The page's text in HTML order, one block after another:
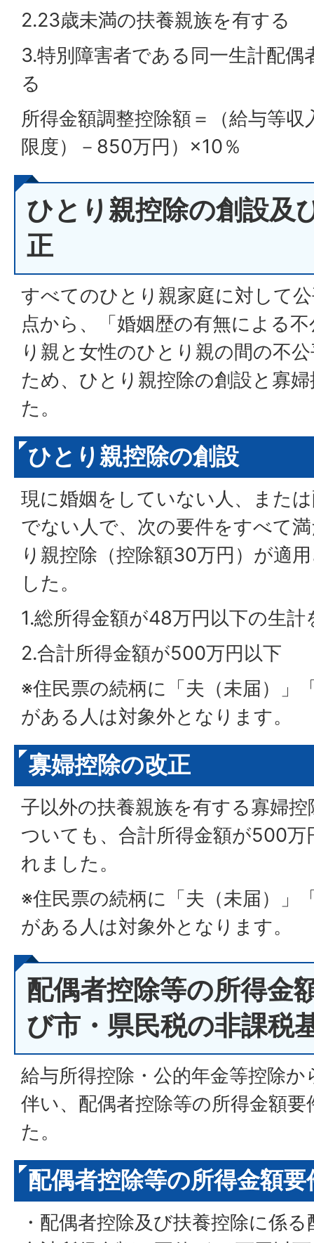
2.23歳未満の扶養親族を有する
3.特別障害者である同一生計配偶
る
所得金額調整控除額＝（給与等
限度）－850万円）×10％
ひとり親控除の創設及
正
すべてのひとり親家庭に対して
点から、「婚姻歴の有無による
り親と女性のひとり親の間の不
ため、ひとり親控除の創設と寡
た。
ひとり親控除の創設
現に婚姻をしていない人、また
でない人で、次の要件をすべて
り親控除（控除額30万円）が適
した。
1.総所得金額が48万円以下の生
2.合計所得金額が500万円以下
※住民票の続柄に「夫（未届）」
がある人は対象外となります。
寡婦控除の改正
子以外の扶養親族を有する寡婦
ついても、合計所得金額が500万
れました。
※住民票の続柄に「夫（未届）」
がある人は対象外となります。
配偶者控除等の所得金
び市・県民税の非課税
給与所得控除・公的年金等控除
伴い、配偶者控除等の所得金額
た。
配偶者控除等の所得金額要
・配偶者控除及び扶養控除に係